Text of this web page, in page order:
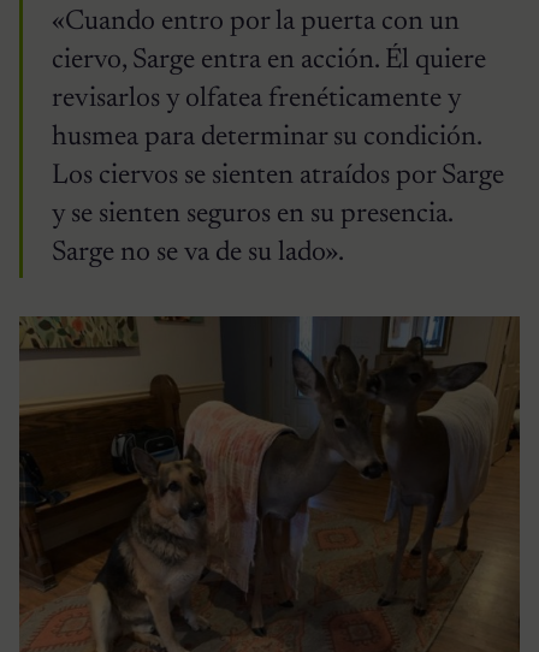
«Cuando entro por la puerta con un
ciervo, Sarge entra en acción. Él quiere
revisarlos y olfatea frenéticamente y
husmea para determinar su condición.
Los ciervos se sienten atraídos por Sarge
y se sienten seguros en su presencia.
Sarge no se va de su lado».